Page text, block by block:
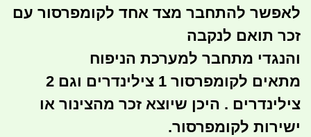
לאפשר להתחבר מצד אחד לקומפרסור עם
זכר תואם לנקבה
והנגדי מתחבר למערכת הניפוח
מתאים לקומפרסור 1 צילינדרים וגם 2
צילינדרים . היכן שיוצא זכר מהצינור או
ישירות לקומפרסור.